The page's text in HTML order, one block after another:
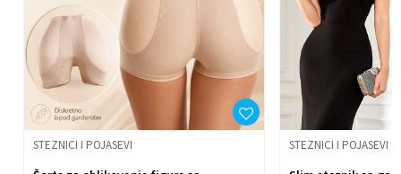
Anti-spam zaštita - izračunajte koliko je 2 + 3 :
STEZNICI I POJASEVI STEZNICI I POJASEVI